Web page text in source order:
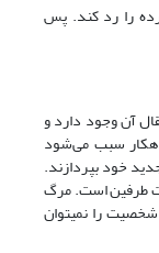
را رد کند. پس
آن وجود دارد و
سبب می‌شود
خود بپردازند.
طرفین است. مرگ
را نمیتوان